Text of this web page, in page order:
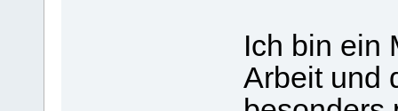
Ich bin ein
Arbeit und